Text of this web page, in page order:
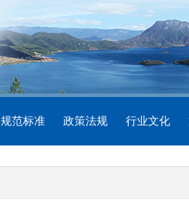
规范标准 政策法规 行业文化